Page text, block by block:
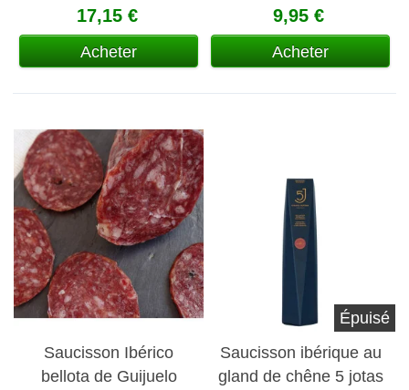
17,15 €
Acheter
9,95 €
Acheter
Saucisson Ibérico
bellota de Guijuelo
Épuisé
Saucisson ibérique au
gland de chêne 5 jotas